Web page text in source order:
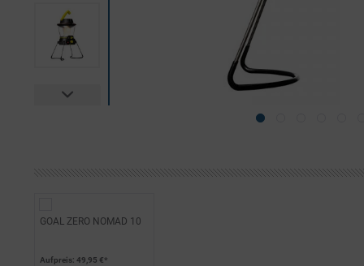
GOAL ZERO NOMAD 10
Aufpreis: 49,95 €*